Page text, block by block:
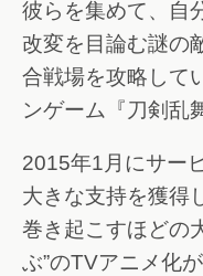
彼らを集めて、自
改変を目論む謎の
合戦場を攻略して
ンゲーム『刀剣乱
2015年1月にサー
大きな支持を獲得
巻き起こすほどの
ぶ”のTVアニメ化が